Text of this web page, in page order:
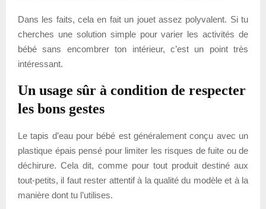
Dans les faits, cela en fait un jouet assez polyvalent. Si tu
cherches une solution simple pour varier les activités de
bébé sans encombrer ton intérieur, c’est un point très
intéressant.
Un usage sûr à condition de respecter
les bons gestes
Le tapis d’eau pour bébé est généralement conçu avec un
plastique épais pensé pour limiter les risques de fuite ou de
déchirure. Cela dit, comme pour tout produit destiné aux
tout-petits, il faut rester attentif à la qualité du modèle et à la
manière dont tu l’utilises.